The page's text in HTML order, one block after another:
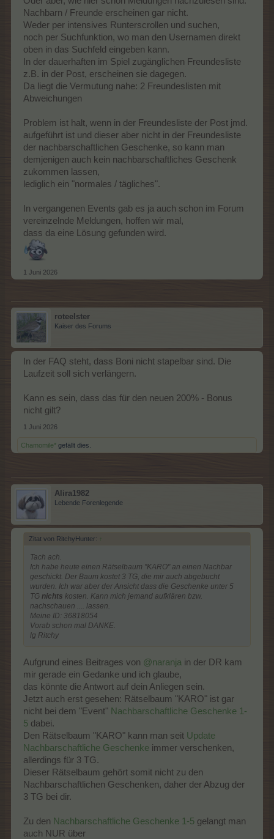
Nachbarn / Freunde erscheinen gar nicht.
Weder per intensives Runterscrollen und suchen,
noch per Suchfunktion, wo man den Usernamen direkt
oben in das Suchfeld eingeben kann.
In der dauerhaften im Spiel zugänglichen Freundesliste
z.B. in der Post, erscheinen sie dagegen.
Da liegt die Vermutung nahe: 2 Freundeslisten mit
Abweichungen
Problem ist halt, wenn in der Freundesliste der Post jmd.
aufgeführt ist und dieser aber nicht in der Freundesliste
der nachbarschaftlichen Geschenke, so kann man
demjenigen auch kein nachbarschaftliches Geschenk
zukommen lassen,
lediglich ein "normales / tägliches".
In vergangenen Events gab es ja auch schon im Forum
vereinzelnde Meldungen, hoffen wir mal,
dass da eine Lösung gefunden wird.
1 Juni 2026
roteelster
Kaiser des Forums
In der FAQ steht, dass Boni nicht stapelbar sind. Die
Laufzeit soll sich verlängern.
Kann es sein, dass das für den neuen 200% - Bonus
nicht gilt?
1 Juni 2026
Chamomile* gefällt dies.
Alira1982
Lebende Forenlegende
Zitat von RitchyHunter: ↑
Tach ach.
Ich habe heute einen Rätselbaum "KARO" an einen Nachbar
geschickt. Der Baum kostet 3 TG, die mir auch abgebucht
wurden. Ich war aber der Ansicht dass die Geschenke unter 5
TG nichts kosten. Kann mich jemand aufklären bzw.
nachschauen .... lassen.
Meine ID: 36818054
Vorab schon mal DANKE.
lg Ritchy
Aufgrund eines Beitrages von @naranja in der DR kam
mir gerade ein Gedanke und ich glaube,
das könnte die Antwort auf dein Anliegen sein.
Jetzt auch erst gesehen: Rätselbaum "KARO" ist gar
nicht bei dem "Event" Nachbarschaftliche Geschenke 1-
5 dabei.
Den Rätselbaum "KARO" kann man seit Update
Nachbarschaftliche Geschenke immer verschenken,
allerdings für 3 TG.
Dieser Rätselbaum gehört somit nicht zu den
Nachbarschaftlichen Geschenken, daher der Abzug der
3 TG bei dir.
Zu den Nachbarschaftliche Geschenke 1-5 gelangt man
auch NUR über